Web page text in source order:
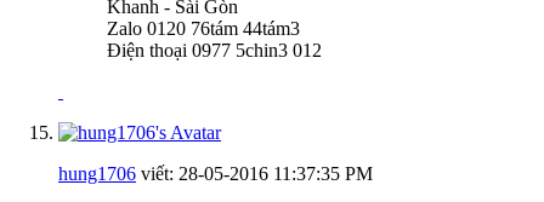
Khanh - Sài Gòn
Zalo 0120 76tám 44tám3
Điện thoại 0977 5chin3 012
hung1706 viết: 28-05-2016 11:37:35 PM